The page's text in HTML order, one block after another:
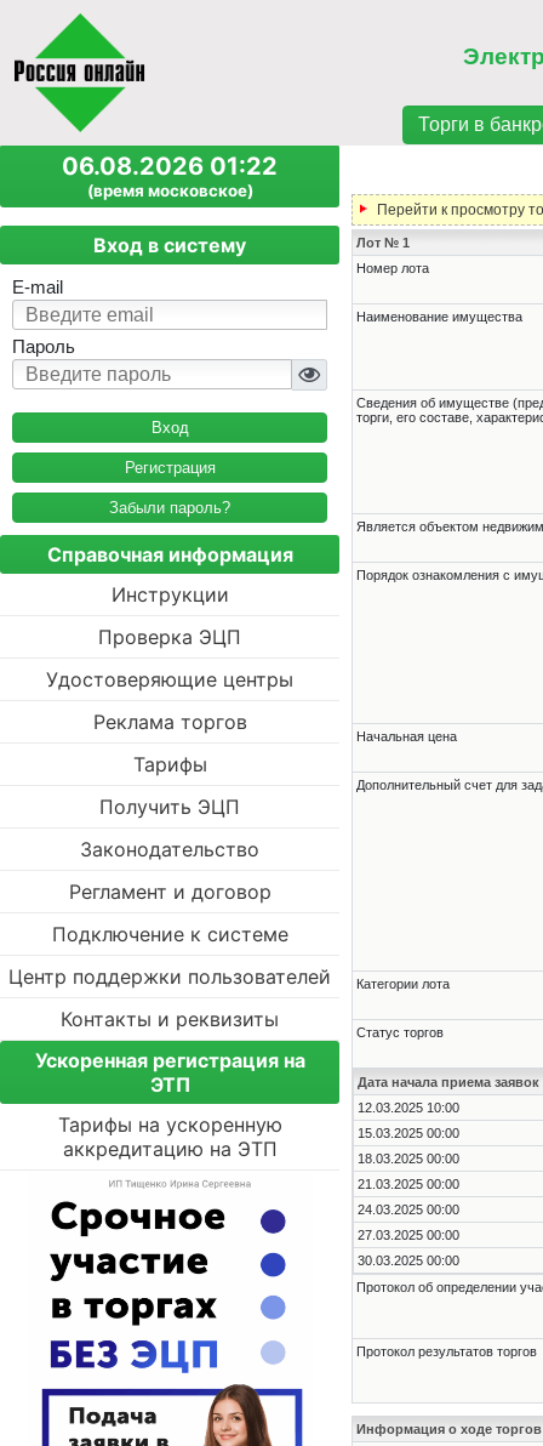
Торги в
06.08.2026 01:22
(время московское)
Вход в систему
E-mail
Пароль
Регистрация
Забыли пароль?
Справочная информация
Инструкции
Проверка ЭЦП
Удостоверяющие центры
Реклама торгов
Тарифы
Получить ЭЦП
Законодательство
Регламент и договор
Подключение к системе
Центр поддержки пользователей
Контакты и реквизиты
Ускоренная регистрация на
ЭТП
Тарифы на ускоренную
аккредитацию на ЭТП
Перейти к просмотру
Лот № 1
Номер лота
Наименование имущества
Cведения об имуществе
торги, его составе,
Является объектом
Порядок ознакомления с
Начальная цена
Дополнительный счет для
Категории лота
Статус торгов
Дата начала приема заявок
12.03.2025 10:00
15.03.2025 00:00
18.03.2025 00:00
21.03.2025 00:00
24.03.2025 00:00
27.03.2025 00:00
30.03.2025 00:00
Протокол об определении
Протокол результатов торгов
Информация о ходе торгов